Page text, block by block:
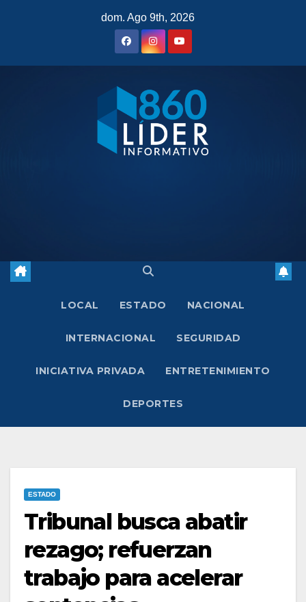
dom. Ago 9th, 2026
LOCAL ESTADO NACIONAL
INTERNACIONAL SEGURIDAD
INICIATIVA PRIVADA ENTRETENIMIENTO
DEPORTES
ESTADO
Tribunal busca abatir
rezago; refuerzan
trabajo para acelerar